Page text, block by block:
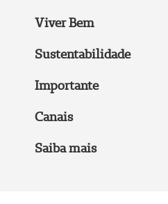
Viver Bem
Sustentabilidade
Importante
Canais
Saiba mais